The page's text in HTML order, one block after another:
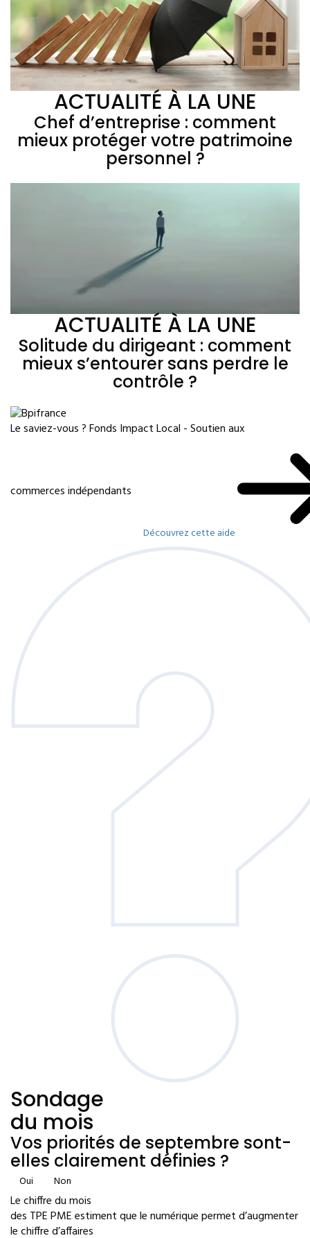
ACTUALITÉ À LA UNE
Chef d’entreprise : comment
mieux protéger votre patrimoine
personnel ?
ACTUALITÉ À LA UNE
Solitude du dirigeant : comment
mieux s’entourer sans perdre le
contrôle ?
Le saviez-vous ?Fonds Impact Local - Soutien aux
commerces indépendants
Découvrez cette aide
Sondage
du mois
Vos priorités de septembre sont-
elles clairement définies ?
Oui Non
Le chiffre du mois
des TPE PME estiment que le numérique permet d’augmenter
le chiffre d’affaires